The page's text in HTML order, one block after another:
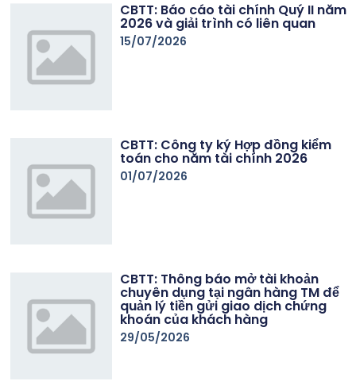
CBTT: Báo cáo tài chính Quý II năm
2026 và giải trình có liên quan
15/07/2026
CBTT: Công ty ký Hợp đồng kiểm
toán cho năm tài chính 2026
01/07/2026
CBTT: Thông báo mở tài khoản
chuyên dụng tại ngân hàng TM để
quản lý tiền gửi giao dịch chứng
khoán của khách hàng
29/05/2026